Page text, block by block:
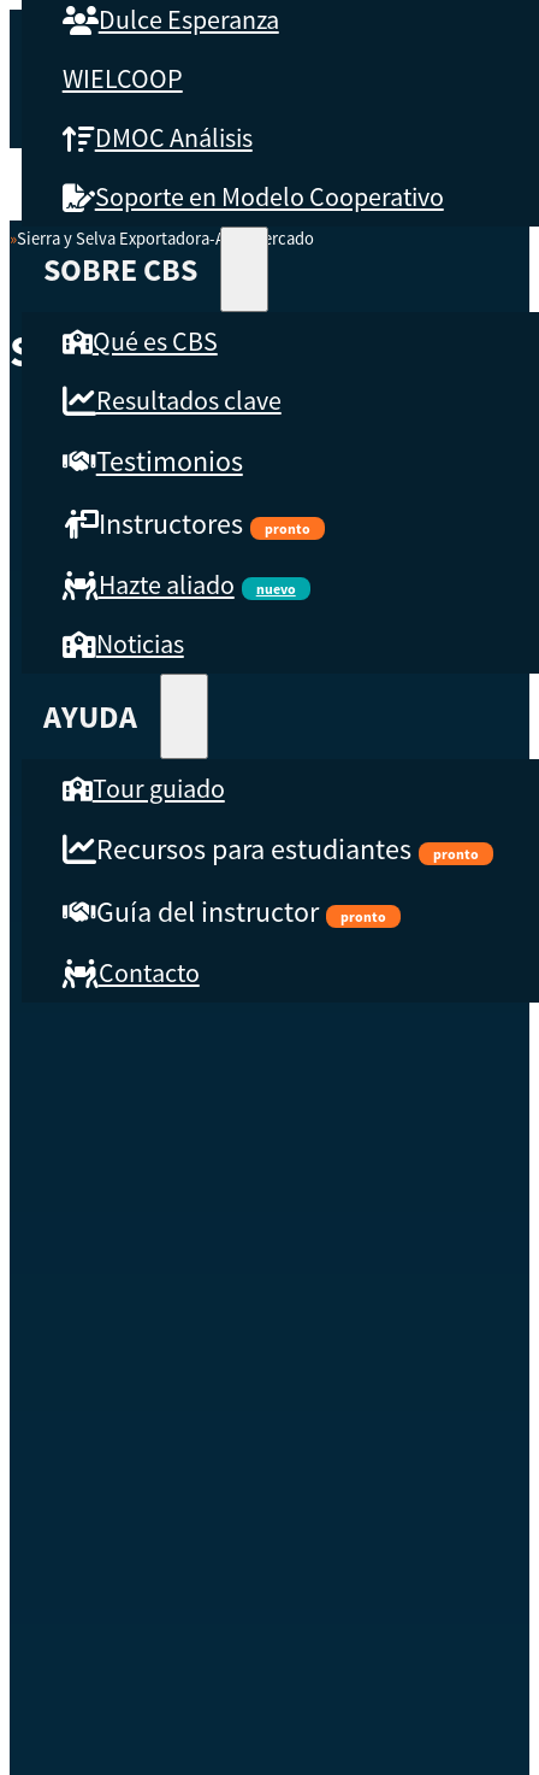
Dulce Esperanza
WIELCOOP
DMOC Análisis
Soporte en Modelo Cooperativo
SOBRE CBS
Qué es CBS
Resultados clave
Testimonios
Instructores
pronto
Hazte aliado nuevo
Noticias
AYUDA
Tour guiado
Recursos para estudiantes pronto
Guía del instructor pronto
Contacto
Inicio
Sierra y Selva Exportadora-Agromercado
Sierra Y Selva